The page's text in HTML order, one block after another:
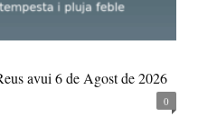
avui 6 de Agost de 2026
0